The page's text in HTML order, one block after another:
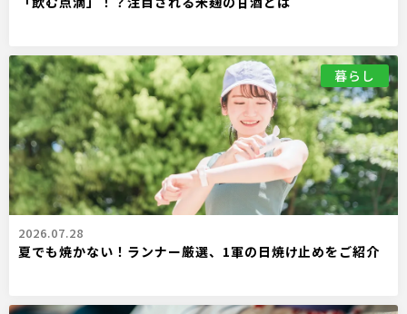
暮らし
2026.07.28
夏でも焼かない！ランナー厳選、1軍の日焼け止めをご紹介